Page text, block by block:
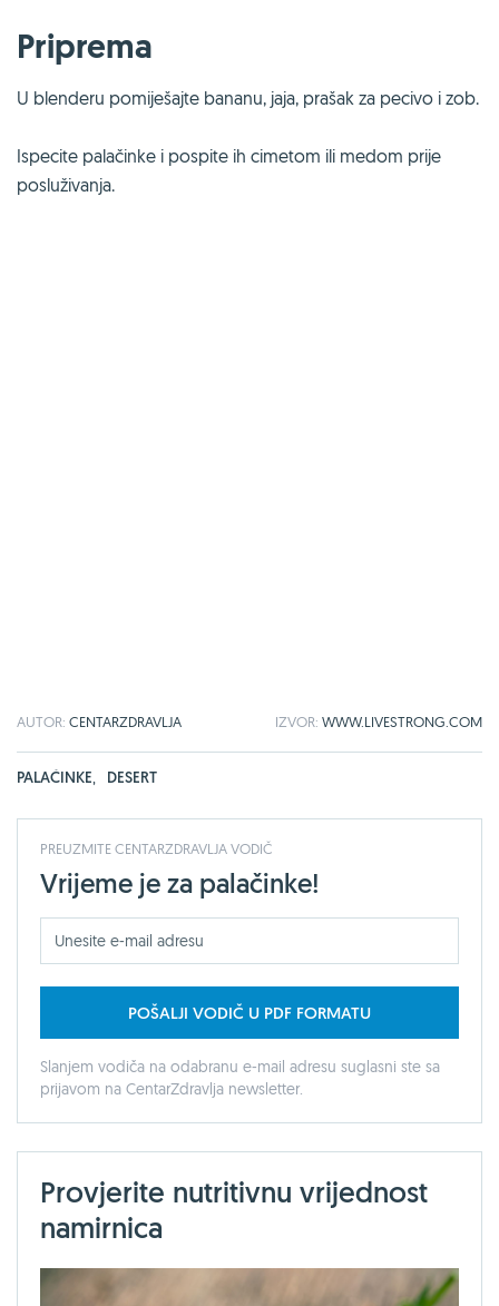
Priprema
U blenderu pomiješajte bananu, jaja, prašak za pecivo i zob.
Ispecite palačinke i pospite ih cimetom ili medom prije
posluživanja.
AUTOR: CENTARZDRAVLJA IZVOR: WWW.LIVESTRONG.COM
PALAČINKE, DESERT
PREUZMITE CENTARZDRAVLJA VODIČ
Vrijeme je za palačinke!
POŠALJI VODIČ U PDF FORMATU
Slanjem vodiča na odabranu e-mail adresu suglasni ste sa
prijavom na CentarZdravlja newsletter.
Provjerite nutritivnu vrijednost
namirnica